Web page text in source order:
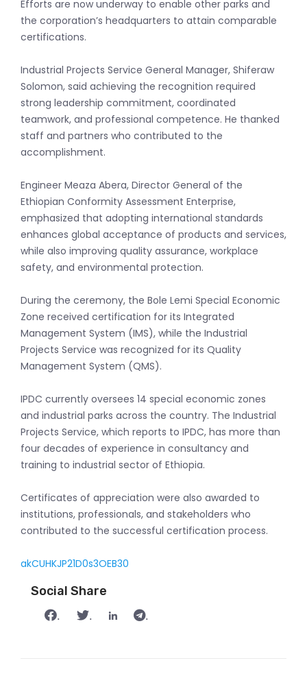
Efforts are now underway to enable other parks and
the corporation’s headquarters to attain comparable
certifications.
Industrial Projects Service General Manager, Shiferaw
Solomon, said achieving the recognition required
strong leadership commitment, coordinated
teamwork, and professional competence. He thanked
staff and partners who contributed to the
accomplishment.
Engineer Meaza Abera, Director General of the
Ethiopian Conformity Assessment Enterprise,
emphasized that adopting international standards
enhances global acceptance of products and services,
while also improving quality assurance, workplace
safety, and environmental protection.
During the ceremony, the Bole Lemi Special Economic
Zone received certification for its Integrated
Management System (IMS), while the Industrial
Projects Service was recognized for its Quality
Management System (QMS).
IPDC currently oversees 14 special economic zones
and industrial parks across the country. The Industrial
Projects Service, which reports to IPDC, has more than
four decades of experience in consultancy and
training to industrial sector of Ethiopia.
Certificates of appreciation were also awarded to
institutions, professionals, and stakeholders who
contributed to the successful certification process.
akCUHKJP21D0s3OEB30
Social Share
.